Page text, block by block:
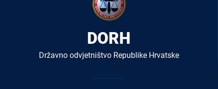
DORH
Državno odvjetništvo Republike Hrvatske